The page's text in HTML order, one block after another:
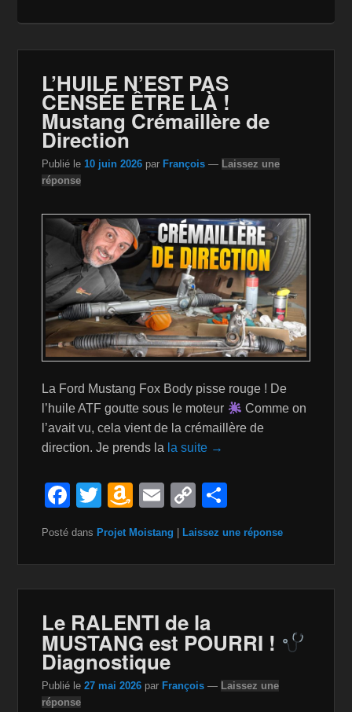
L’HUILE N’EST PAS
CENSÉE ÊTRE LÀ !
Mustang Crémaillère de
Direction
Publié le 10 juin 2026 par François — Laissez une
réponse
La Ford Mustang Fox Body pisse rouge ! De
l’huile ATF goutte sous le moteur
Comme on
l’avait vu, cela vient de la crémaillère de
direction. Je prends la la suite →
F
c
e
b
o
o
k
T
tt
er
A
a
z
o
n
W
is
h
E
ail
C
p
y
Li
n
k
ta
g
er
Posté dans Projet Moistang Laissez une réponse
Le RALENTI de la
MUSTANG est POURRI !
Diagnostique
Publié le27 mai 2026 par François — Laissez une
réponse